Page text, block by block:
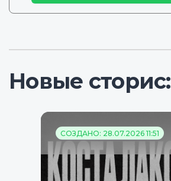
Новые сторис:
СОЗДАНО: 28.07.2026 11:51